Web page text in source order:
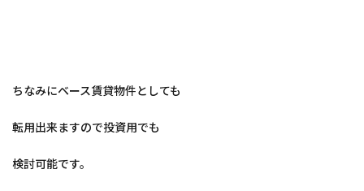
ちなみにベース賃貸物件としても
転用出来ますので投資用でも
検討可能です。